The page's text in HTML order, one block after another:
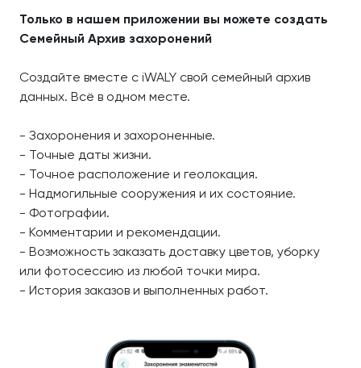
Только в нашем приложении вы можете создать
Семейный Архив захоронений
Создайте вместе с iWALY свой семейный архив
данных. Всё в одном месте.
- Захоронения и захороненные.
- Точные даты жизни.
- Точное расположение и геолокация.
- Надмогильные сооружения и их состояние.
- Фотографии.
- Комментарии и рекомендации.
- Возможность заказать доставку цветов, уборку
или фотосессию из любой точки мира.
- История заказов и выполненных работ.